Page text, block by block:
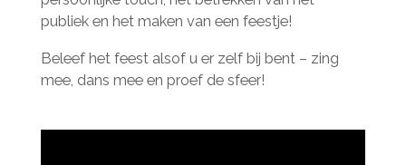
publiek en het maken van een feestje!
Beleef het feest alsof u er zelf bij bent – zing
mee, dans mee en proef de sfeer!